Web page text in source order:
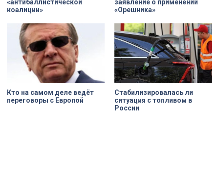
«антибаллистической
коалиции»
заявление о применении
«Орешника»
Кто на самом деле ведёт
переговоры с Европой
Стабилизировалась ли
ситуация с топливом в
России